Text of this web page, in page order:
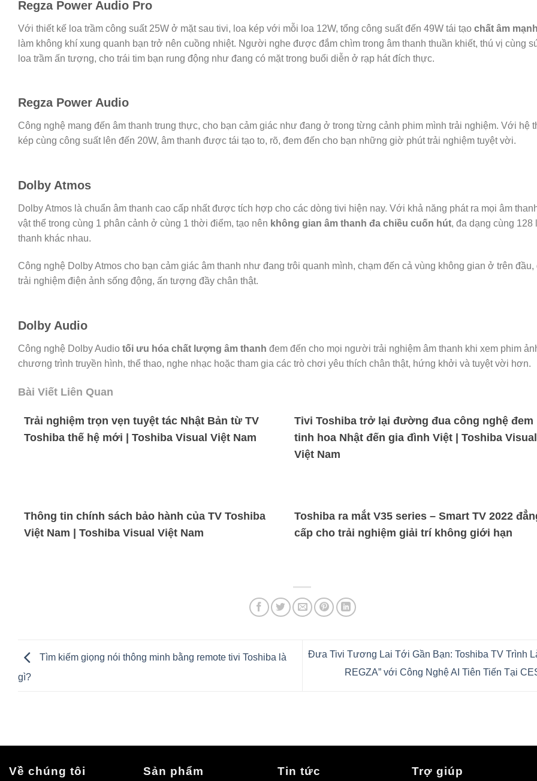
Regza Power Audio Pro
Với thiết kế loa trầm công suất 25W ở mặt sau tivi, loa kép với mỗi loa 12W, tổng công suất đến 49W tái tạo chất âm
làm không khí xung quanh bạn trở nên cuồng nhiệt. Người nghe được đắm chìm trong âm thanh thuần khiết, thú vị cùng
loa trầm ấn tượng, cho trái tim bạn rung động như đang có mặt trong buổi diễn ở rạp hát đích thực.
Regza Power Audio
Công nghệ mang đến âm thanh trung thực, cho bạn cảm giác như đang ở trong từng cảnh phim mình trải nghiệm. Với hệ
kép cùng công suất lên đến 20W, âm thanh được tái tạo to, rõ, đem đến cho bạn những giờ phút trải nghiệm tuyệt vời.
Dolby Atmos
Dolby Atmos là chuẩn âm thanh cao cấp nhất được tích hợp cho các dòng tivi hiện nay. Với khả năng phát ra mọi âm
vật thể trong cùng 1 phân cảnh ở cùng 1 thời điểm, tạo nên không gian âm thanh đa chiều cuốn hút, đa dạng cùng 128
thanh khác nhau.
Công nghệ Dolby Atmos cho bạn cảm giác âm thanh như đang trôi quanh mình, chạm đến cả vùng không gian ở trên đầu,
trải nghiệm điện ảnh sống động, ấn tượng đầy chân thật.
Dolby Audio
Công nghệ Dolby Audio tối ưu hóa chất lượng âm thanh đem đến cho mọi người trải nghiệm âm thanh khi xem phim
chương trình truyền hình, thể thao, nghe nhạc hoặc tham gia các trò chơi yêu thích chân thật, hứng khởi và tuyệt vời hơn.
Bài Viết Liên Quan
Trải nghiệm trọn vẹn tuyệt tác Nhật Bản từ TV
Toshiba thế hệ mới | Toshiba Visual Việt Nam
Tivi Toshiba trở lại đường đua công nghệ đem
tinh hoa Nhật đến gia đình Việt | Toshiba Visual
Việt Nam
Thông tin chính sách bảo hành của TV Toshiba
Việt Nam | Toshiba Visual Việt Nam
Toshiba ra mắt V35 series – Smart TV 2022
cấp cho trải nghiệm giải trí không giới hạn
Tìm kiếm giọng nói thông minh bằng remote tivi Toshiba là
gì?
Đưa Tivi Tương Lai Tới Gần Bạn: Toshiba TV Trình
REGZA” với Công Nghệ AI Tiên Tiến Tại
Về chúng tôi Sản phẩm Tin tức Trợ giúp